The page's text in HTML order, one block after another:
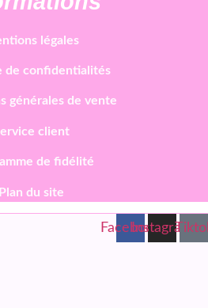
légales
de confidentialités
générales de vente
client
de fidélité
Plan du site
FacebookInstagram